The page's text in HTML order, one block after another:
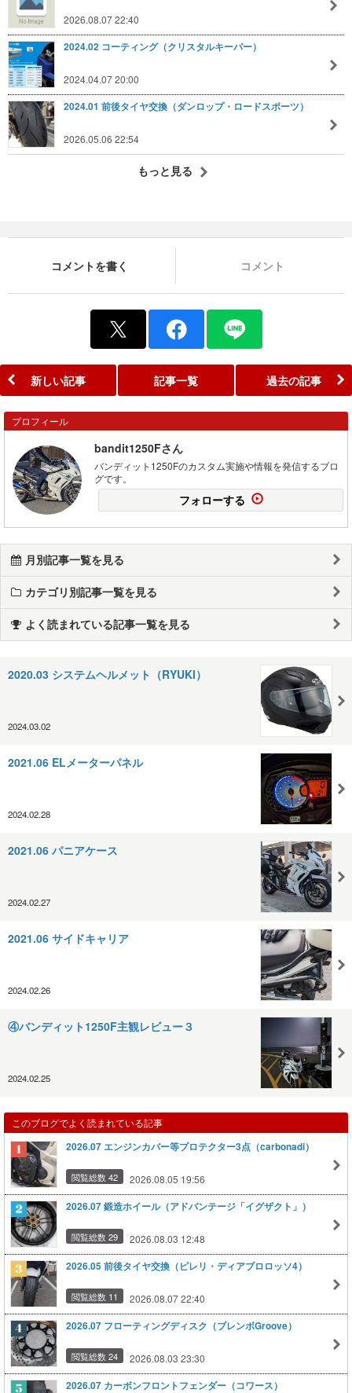
2026.08.07 22:40
2024.02 コーティング（クリスタルキーパー）
2024.04.07 20:00
2024.01 前後タイヤ交換（ダンロップ・ロードスポーツ）
2026.05.06 22:54
もっと見る
コメントを書く コメント
新しい記事 記事一覧 過去の記事
プロフィール
bandit1250Fさん
バンディット1250Fのカスタム実施や情報を発信するブロ
グです。
フォローする
月別記事一覧を見る
カテゴリ別記事一覧を見る
よく読まれている記事一覧を見る
2020.03 システムヘルメット（RYUKI）
2024.03.02
2021.06 ELメーターパネル
2024.02.28
2021.06 パニアケース
2024.02.27
2021.06 サイドキャリア
2024.02.26
④バンディット1250F主観レビュー３
2024.02.25
このブログでよく読まれている記事
2026.07 エンジンカバー等プロテクター3点（carbonadi）
閲覧総数 42 2026.08.05 19:56
2026.07 鍛造ホイール（アドバンテージ「イグザクト」）
閲覧総数 29 2026.08.03 12:48
2026.05 前後タイヤ交換（ピレリ・ディアブロロッソ4）
閲覧総数 11 2026.08.07 22:40
2026.07 フローティングディスク（ブレンボGroove）
閲覧総数 24 2026.08.03 23:30
2026.07 カーボンフロントフェンダー（コワース）